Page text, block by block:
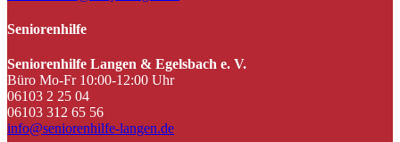
Seniorenhilfe
Seniorenhilfe Langen & Egelsbach e. V.
Büro Mo-Fr 10:00-12:00 Uhr
06103 2 25 04
06103 312 65 56
info@seniorenhilfe-langen.de